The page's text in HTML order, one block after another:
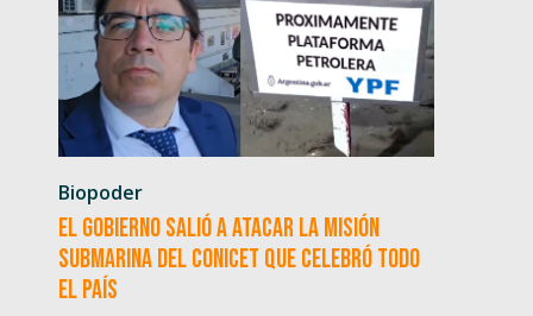
Biopoder
El Gobierno salió a atacar la misión
submarina del CONICET que celebró todo
el país